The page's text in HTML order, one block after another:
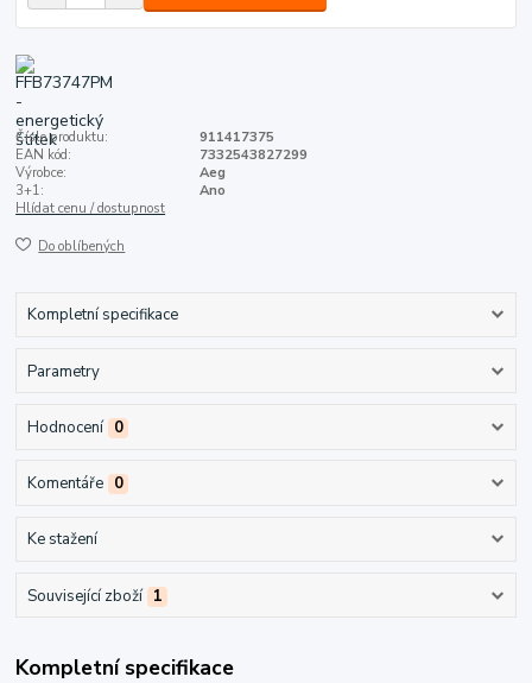
Číslo produktu:
911417375
EAN kód:
7332543827299
Výrobce:
Aeg
3+1:
Ano
Hlídat cenu / dostupnost
Do oblíbených
Kompletní specifikace
Parametry
Hodnocení 0
Komentáře 0
Ke stažení
Související zboží 1
Kompletní specifikace